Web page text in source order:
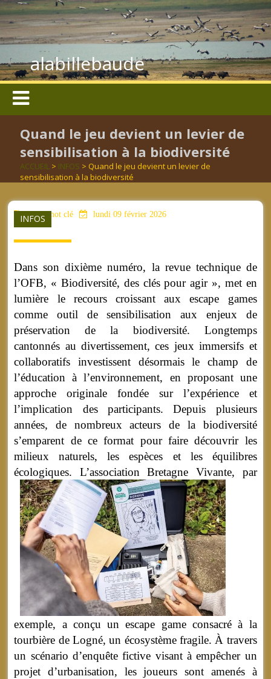
alabillebaude
Quand le jeu devient un levier de
sensibilisation à la biodiversité
ACCUEIL > INFOS > Quand le jeu devient un levier de
sensibilisation à la biodiversité
INFOS
aucun mot clé lundi 09 février 2026
Dans son dixième numéro, la revue technique de
l’OFB, « Biodiversité, des clés pour agir », met en
lumière le recours croissant aux escape games
comme outil de sensibilisation aux enjeux de
préservation de la biodiversité. Longtemps
cantonnés au divertissement, ces jeux immersifs et
collaboratifs investissent désormais le champ de
l’éducation à l’environnement, en proposant une
approche originale fondée sur l’expérience et
l’implication des participants. Depuis plusieurs
années, de nombreux acteurs de la biodiversité
s’emparent de ce format pour faire découvrir les
milieux naturels, les espèces et les équilibres
écologiques. L’association Bretagne Vivante, par
exemple, a conçu un escape game consacré à la
tourbière de Logné, un écosystème fragile. À travers
un scénario d’enquête fictive visant à empêcher un
projet d’urbanisation, les joueurs sont amenés à